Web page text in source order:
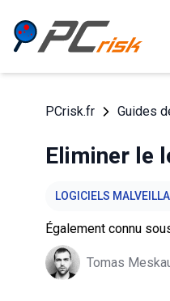
PCrisk.fr Guides
Eliminer le
LOGICIELS
Également connu
Tomas